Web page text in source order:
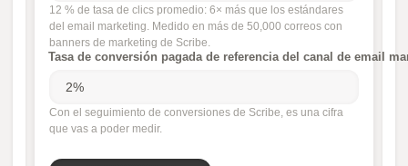
12 % de tasa de clics promedio: 6× más que los estándares
del email marketing. Medido en más de 50,000 correos con
banners de marketing de Scribe.
Tasa de conversión pagada de referencia del canal de email
Con el seguimiento de conversiones de Scribe, es una cifra
que vas a poder medir.